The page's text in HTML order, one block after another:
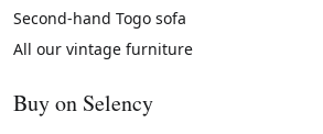
Second-hand Togo sofa
All our vintage furniture
Buy on Selency